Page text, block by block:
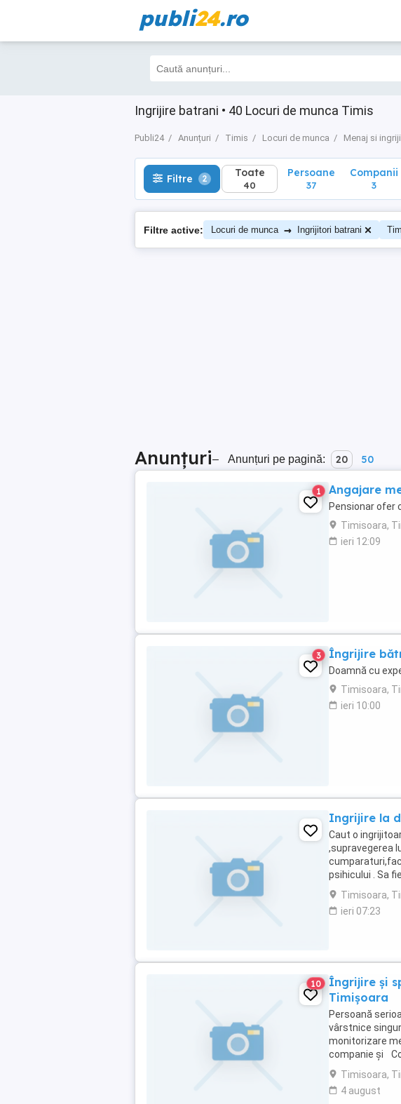
publi24.ro
Ingrijire batrani • 40 Locuri de munca Timis
Publi24 Anunțuri Timis Locuri de munca Menaj si
Filtre 2 Toate
40
Filtre 2 Toate
40
Persoane
37
Companii
3
Filtre active: Locuri de munca → Ingrijitori batrani
Anunțuri– Anunțuri pe pagină: 20 50
1 Angajare
Pensionar ofer
Timisoara,
ieri 12:09
3 Îngrijire
Doamnă cu
Timisoara,
ieri 10:00
Ingrijire la
Caut o
,supravegerea
psihicului . Sa
telefon si sa
Timisoara,
ieri 07:23
10
Îngrijire și
Timișoara
Persoană
vârstnice
monitorizare
companie și
stabilă, pe
Timisoara,
4 august